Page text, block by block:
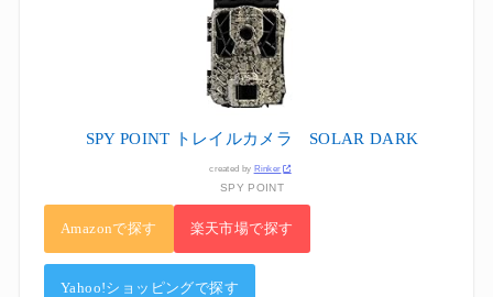
SPY POINT トレイルカメラ SOLAR DARK
created by Rinker
SPY POINT
Amazonで探す 楽天市場で探す
Yahoo!ショッピングで探す